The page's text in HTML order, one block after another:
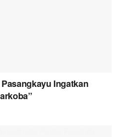
Ingatkan